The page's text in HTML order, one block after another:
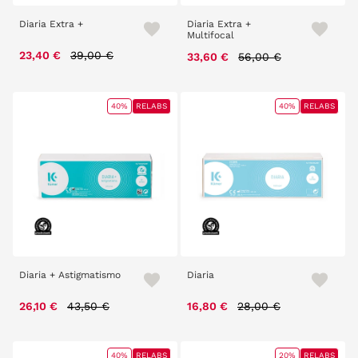
Diaria Extra +
23,40 € Price reduced from
39,00 €
Diaria Extra +
Multifocal
33,60 € Price reduced from
56,00 €
Diaria + Astigmatismo
26,10 € Price reduced from
43,50 €
40% RELABS
Diaria
16,80 € Price reduced from
28,00 €
40% RELABS
40% RELABS 20% RELABS